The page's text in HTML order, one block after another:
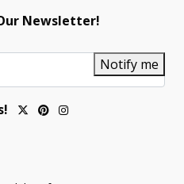
Newsletter!
Notify me